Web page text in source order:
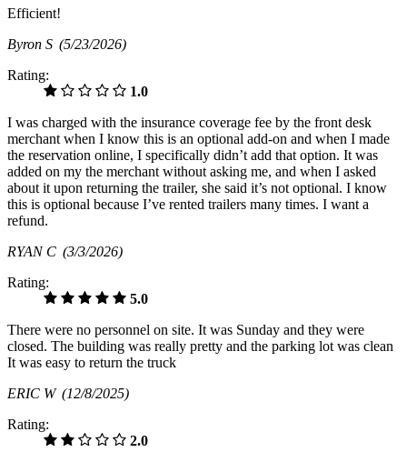
Efficient!
Byron S (5/23/2026)
Rating:
1.0
I was charged with the insurance coverage fee by the front desk
merchant when I know this is an optional add-on and when I made
the reservation online, I specifically didn’t add that option. It was
added on my the merchant without asking me, and when I asked
about it upon returning the trailer, she said it’s not optional. I know
this is optional because I’ve rented trailers many times. I want a
refund.
RYAN C (3/3/2026)
Rating:
5.0
There were no personnel on site. It was Sunday and they were
closed. The building was really pretty and the parking lot was clean
It was easy to return the truck
ERIC W (12/8/2025)
Rating:
2.0